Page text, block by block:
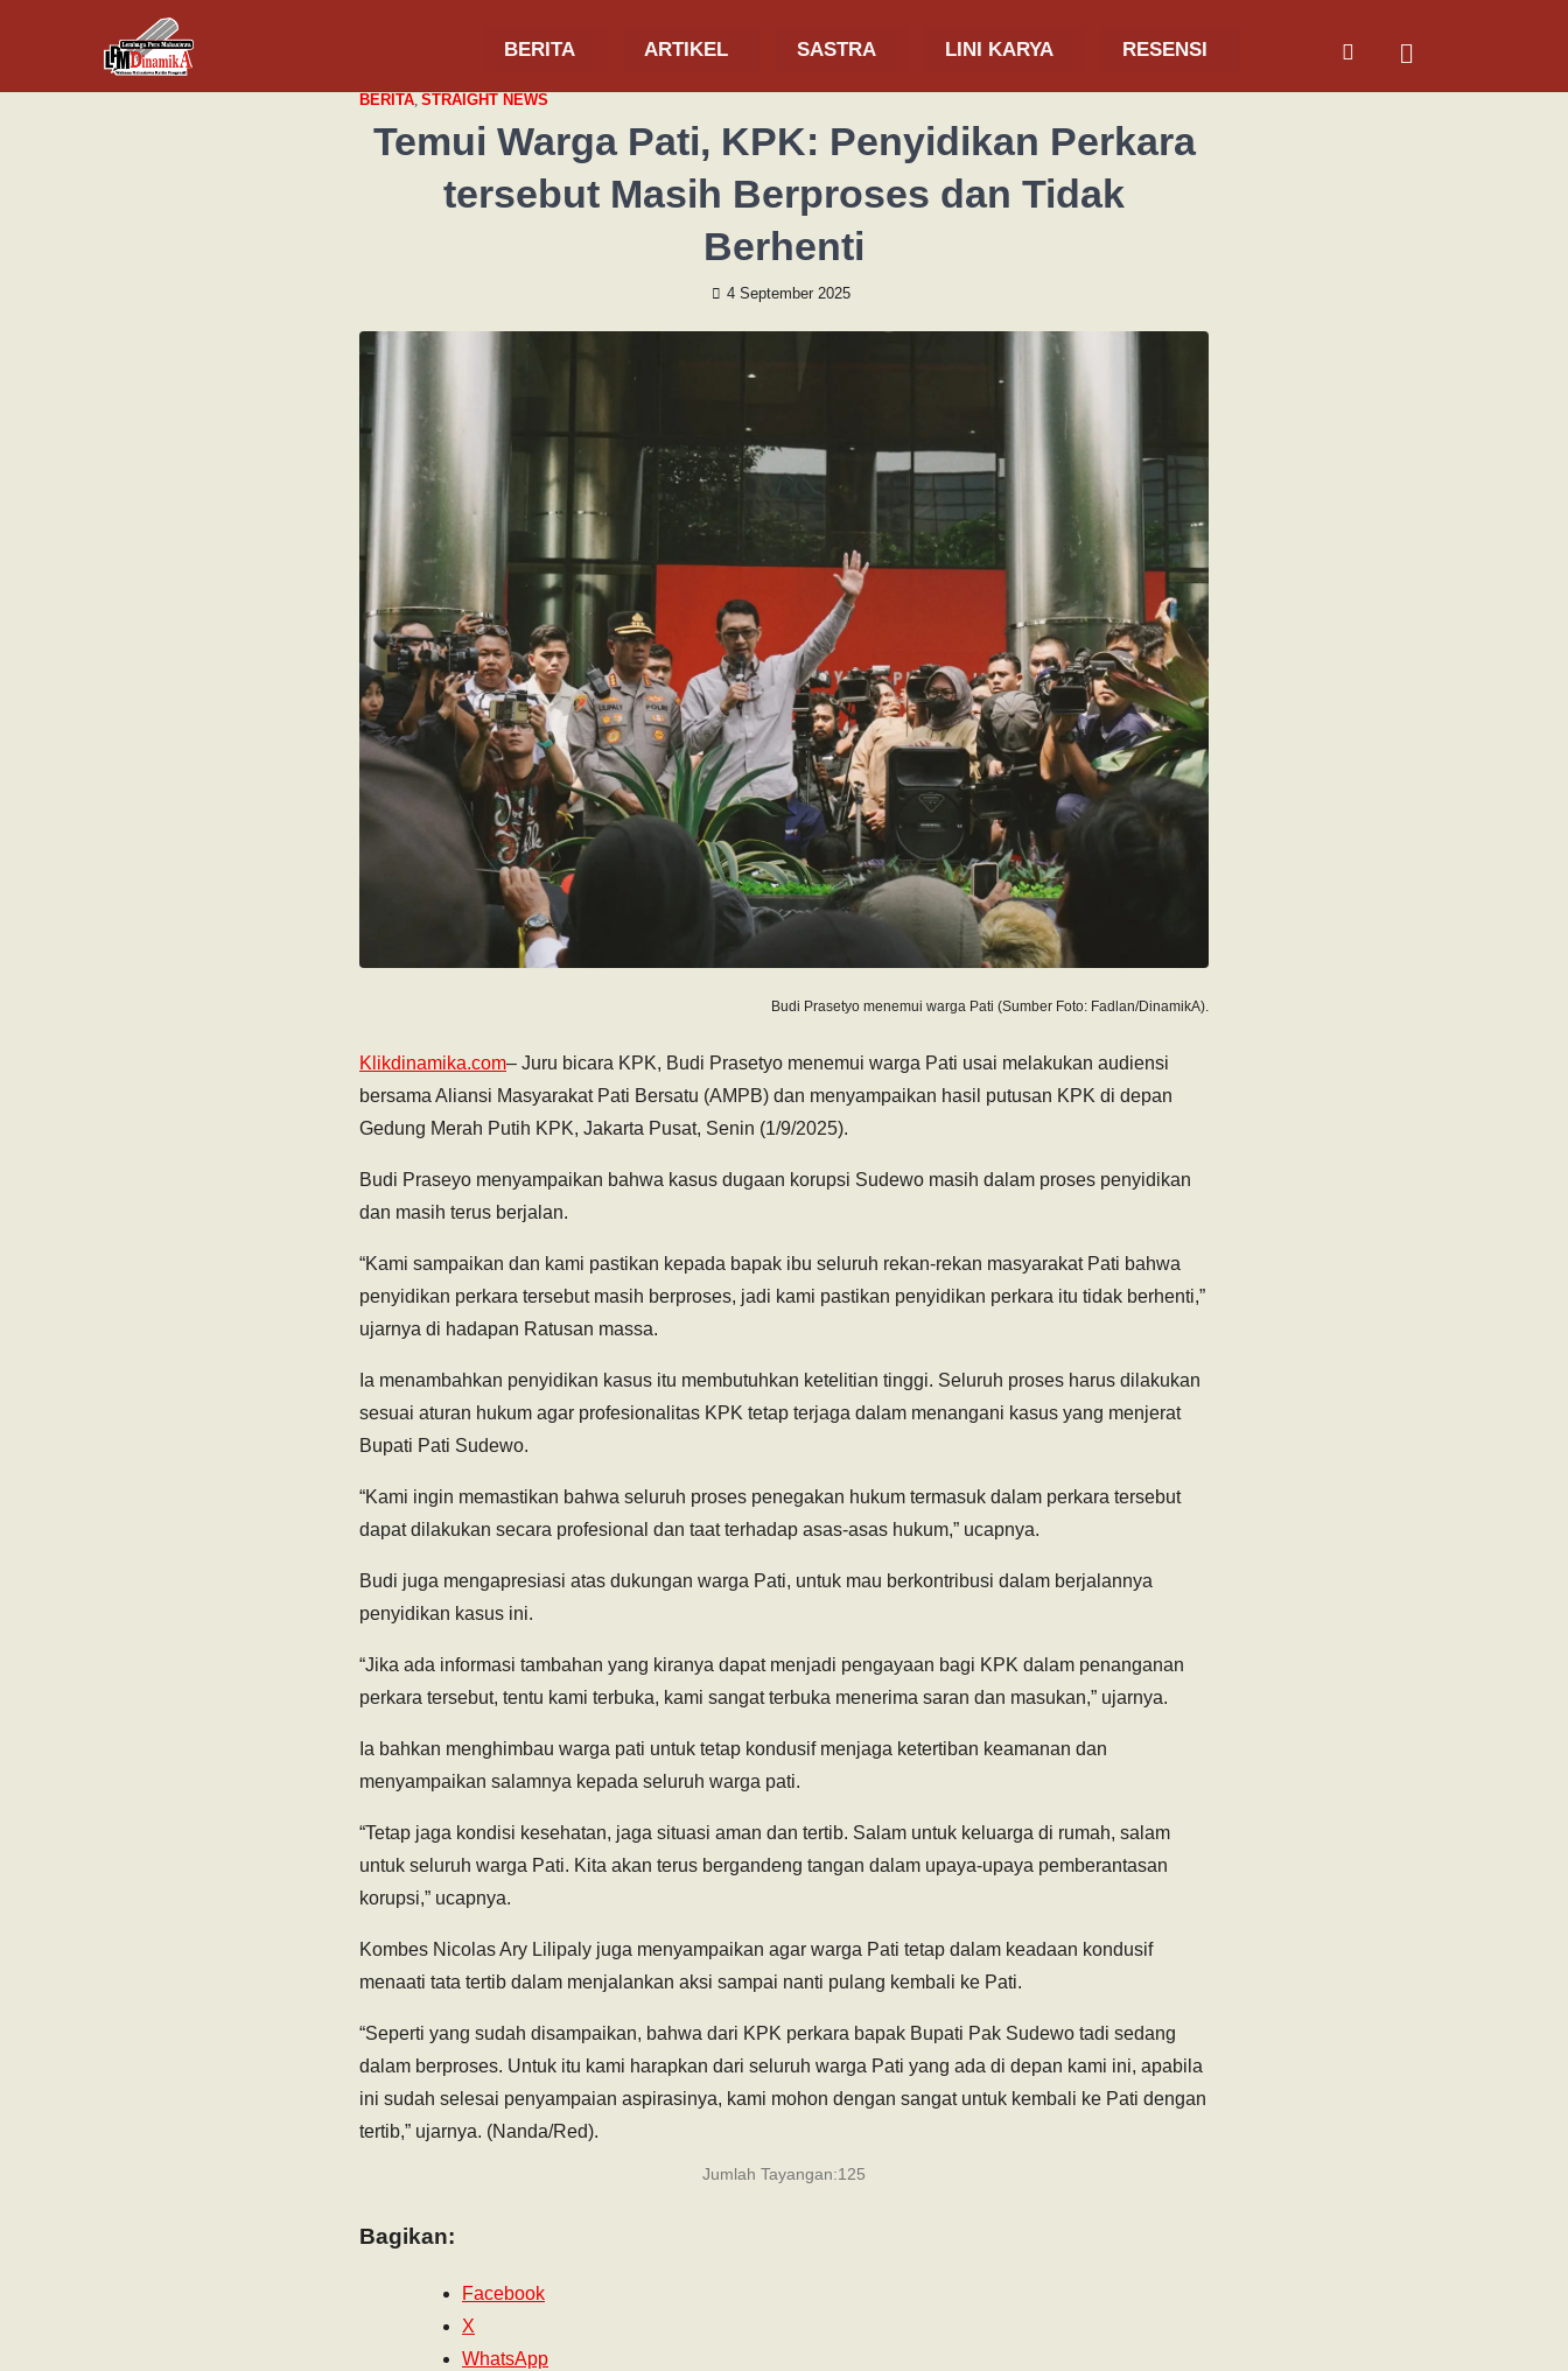
BERITA ARTIKEL SASTRA LINI KARYA RESENSI
BERITA, STRAIGHT NEWS
Temui Warga Pati, KPK: Penyidikan Perkara
tersebut Masih Berproses dan Tidak
Berhenti
4 September 2025
Budi Prasetyo menemui warga Pati (Sumber Foto: Fadlan/DinamikA).
Klikdinamika.com– Juru bicara KPK, Budi Prasetyo menemui warga Pati usai melakukan audiensi
bersama Aliansi Masyarakat Pati Bersatu (AMPB) dan menyampaikan hasil putusan KPK di depan
Gedung Merah Putih KPK, Jakarta Pusat, Senin (1/9/2025).
Budi Praseyo menyampaikan bahwa kasus dugaan korupsi Sudewo masih dalam proses penyidikan
dan masih terus berjalan.
“Kami sampaikan dan kami pastikan kepada bapak ibu seluruh rekan-rekan masyarakat Pati bahwa
penyidikan perkara tersebut masih berproses, jadi kami pastikan penyidikan perkara itu tidak berhenti,”
ujarnya di hadapan Ratusan massa.
Ia menambahkan penyidikan kasus itu membutuhkan ketelitian tinggi. Seluruh proses harus dilakukan
sesuai aturan hukum agar profesionalitas KPK tetap terjaga dalam menangani kasus yang menjerat
Bupati Pati Sudewo.
“Kami ingin memastikan bahwa seluruh proses penegakan hukum termasuk dalam perkara tersebut
dapat dilakukan secara profesional dan taat terhadap asas-asas hukum,” ucapnya.
Budi juga mengapresiasi atas dukungan warga Pati, untuk mau berkontribusi dalam berjalannya
penyidikan kasus ini.
“Jika ada informasi tambahan yang kiranya dapat menjadi pengayaan bagi KPK dalam penanganan
perkara tersebut, tentu kami terbuka, kami sangat terbuka menerima saran dan masukan,” ujarnya.
Ia bahkan menghimbau warga pati untuk tetap kondusif menjaga ketertiban keamanan dan
menyampaikan salamnya kepada seluruh warga pati.
“Tetap jaga kondisi kesehatan, jaga situasi aman dan tertib. Salam untuk keluarga di rumah, salam
untuk seluruh warga Pati. Kita akan terus bergandeng tangan dalam upaya-upaya pemberantasan
korupsi,” ucapnya.
Kombes Nicolas Ary Lilipaly juga menyampaikan agar warga Pati tetap dalam keadaan kondusif
menaati tata tertib dalam menjalankan aksi sampai nanti pulang kembali ke Pati.
“Seperti yang sudah disampaikan, bahwa dari KPK perkara bapak Bupati Pak Sudewo tadi sedang
dalam berproses. Untuk itu kami harapkan dari seluruh warga Pati yang ada di depan kami ini, apabila
ini sudah selesai penyampaian aspirasinya, kami mohon dengan sangat untuk kembali ke Pati dengan
tertib,” ujarnya. (Nanda/Red).
Jumlah Tayangan:125
Bagikan:
Facebook
X
WhatsApp